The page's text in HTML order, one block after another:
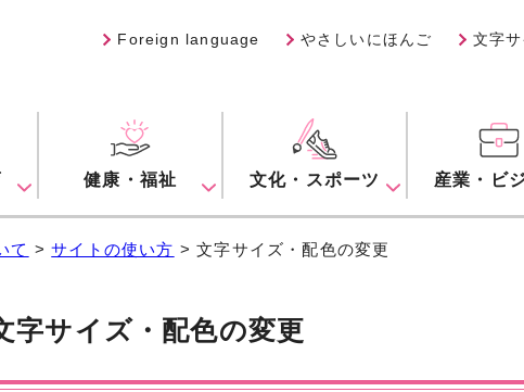
Foreign language やさしいにほんご 文字
健康・福祉 文化・スポーツ 産業・ビ
て >サイトの使い方 > 文字サイズ・配色の変更
字サイズ・配色の変更